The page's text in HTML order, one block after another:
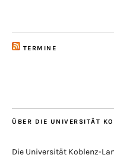
TERMINE
ÜBER DIE UNIVERSITÄT
Die Universität Koblenz-